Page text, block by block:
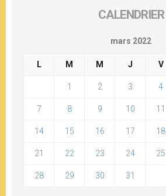
CALENDRIER
mars 2022
L M M J V
1 2 3 4
7 8 9 10 11
14 15 16 17 18
21 22 23 24 25
28 29 30 31